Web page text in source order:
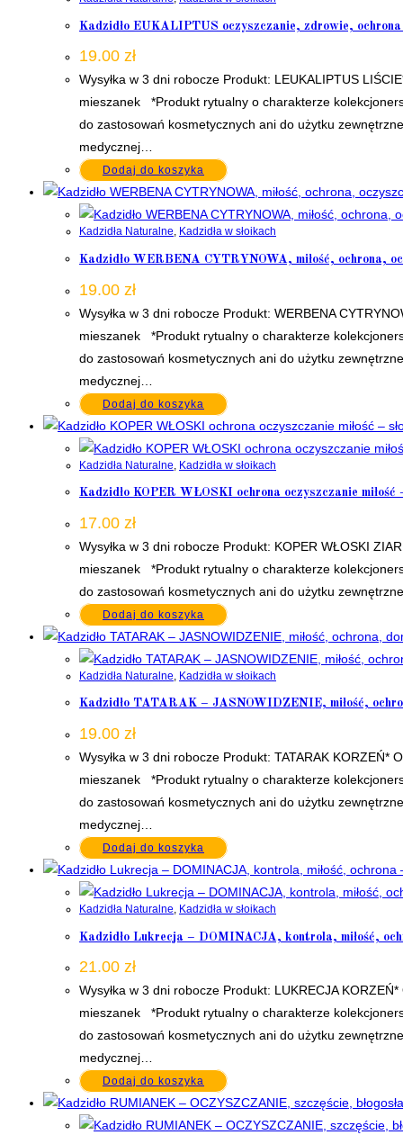
Kadzidło EUKALIPTUS oczyszczanie, zdrowie, ochrona
19.00 zł
Wysyłka w 3 dni robocze Produkt: LEUKALIPTUS
mieszanek *Produkt rytualny o charakterze
do zastosowań kosmetycznych ani do użytku
medycznej…
Dodaj do koszyka
Kadzidła Naturalne, Kadzidła w słoikach
Kadzidło WERBENA CYTRYNOWA, miłość, ochrona,
19.00 zł
Wysyłka w 3 dni robocze Produkt: WERBENA
mieszanek *Produkt rytualny o charakterze
do zastosowań kosmetycznych ani do użytku
medycznej…
Dodaj do koszyka
Kadzidła Naturalne Kadzidła w słoikach
Kadzidło KOPER WŁOSKI ochrona oczyszczanie miłość
17.00 zł
Wysyłka w 3 dni robocze Produkt: KOPER WŁOSKI
mieszanek *Produkt rytualny o charakterze
do zastosowań kosmetycznych ani do użytku
Dodaj do koszyka
Kadzidła Naturalne Kadzidła w słoikach
Kadzidło TATARAK – JASNOWIDZENIE, miłość,
19.00 zł
Wysyłka w 3 dni robocze Produkt: TATARAK
mieszanek *Produkt rytualny o charakterze
do zastosowań kosmetycznych ani do użytku
medycznej…
Dodaj do koszyka
Kadzidła Naturalne, Kadzidła w słoikach
Kadzidło Lukrecja – DOMINACJA, kontrola, miłość,
21.00 zł
Wysyłka w 3 dni robocze Produkt: LUKRECJA
mieszanek *Produkt rytualny o charakterze
do zastosowań kosmetycznych ani do użytku
medycznej…
Dodaj do koszyka